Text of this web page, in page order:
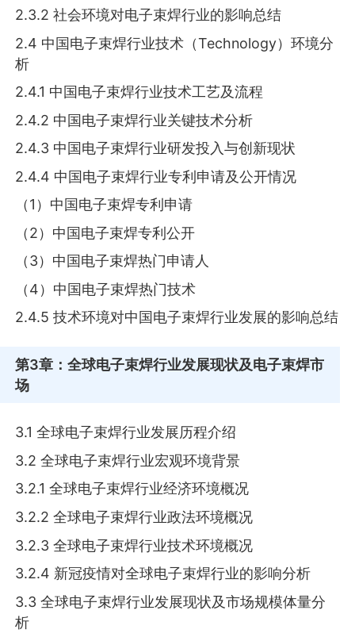
2.3.2 社会环境对电子束焊行业的影响总结
2.4 中国电子束焊行业技术（Technology）环境分
析
2.4.1 中国电子束焊行业技术工艺及流程
2.4.2 中国电子束焊行业关键技术分析
2.4.3 中国电子束焊行业研发投入与创新现状
2.4.4 中国电子束焊行业专利申请及公开情况
（1）中国电子束焊专利申请
（2）中国电子束焊专利公开
（3）中国电子束焊热门申请人
（4）中国电子束焊热门技术
2.4.5 技术环境对中国电子束焊行业发展的影响总结
第3章 ：全球电子束焊行业发展现状及电子束焊市
场
3.1 全球电子束焊行业发展历程介绍
3.2 全球电子束焊行业宏观环境背景
3.2.1 全球电子束焊行业经济环境概况
3.2.2 全球电子束焊行业政法环境概况
3.2.3 全球电子束焊行业技术环境概况
3.2.4 新冠疫情对全球电子束焊行业的影响分析
3.3 全球电子束焊行业发展现状及市场规模体量分
析